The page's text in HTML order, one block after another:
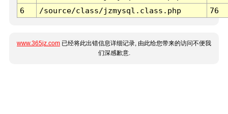
6
/source/class/jzmysql.class.php 76
www.365jz.com 已经将此出错信息详细记录, 由此给您带来的访问不便我
们深感歉意.